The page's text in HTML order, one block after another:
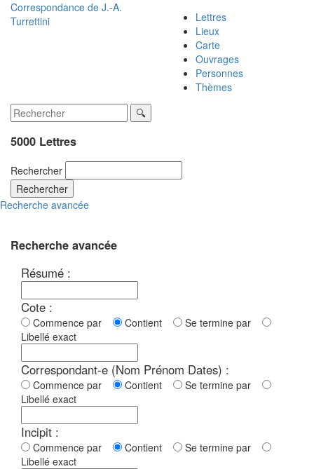
Correspondance de J.-A.
Turrettini
Lettres
Lieux
Carte
Ouvrages
Personnes
Thèmes
5000 Lettres
Rechercher
Rechercher
Recherche avancée
Recherche avancée
Résumé :
Cote :
Commence par Contient
Se termine par
Libellé exact
Correspondant-e (Nom Prénom Dates) :
Commence par Contient
Se termine par
Libellé exact
Incipit :
Commence par Contient
Se termine par
Libellé exact